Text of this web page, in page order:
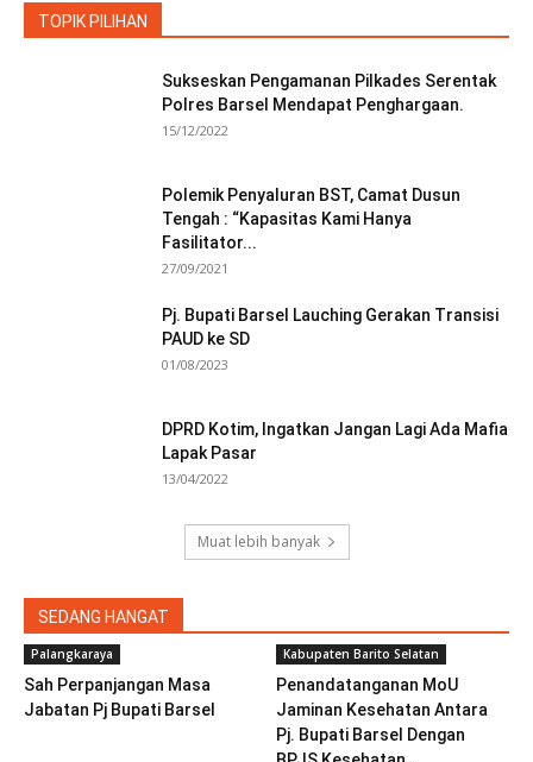
TOPIK PILIHAN
Sukseskan Pengamanan Pilkades Serentak
Polres Barsel Mendapat Penghargaan.
15/12/2022
Polemik Penyaluran BST, Camat Dusun
Tengah : “Kapasitas Kami Hanya
Fasilitator...
27/09/2021
Pj. Bupati Barsel Lauching Gerakan Transisi
PAUD ke SD
01/08/2023
DPRD Kotim, Ingatkan Jangan Lagi Ada Mafia
Lapak Pasar
13/04/2022
Muat lebih banyak
SEDANG HANGAT
Palangkaraya
Sah Perpanjangan Masa
Jabatan Pj Bupati Barsel
Kabupaten Barito Selatan
Penandatanganan MoU
Jaminan Kesehatan Antara
Pj. Bupati Barsel Dengan